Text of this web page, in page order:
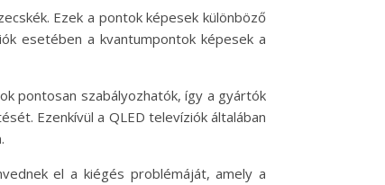
Ezek a pontok képesek különböző
esetében a kvantumpontok képesek a
pontosan szabályozhatók, így a gyártók
Ezenkívül a QLED televíziók általában
el a kiégés problémáját, amely a